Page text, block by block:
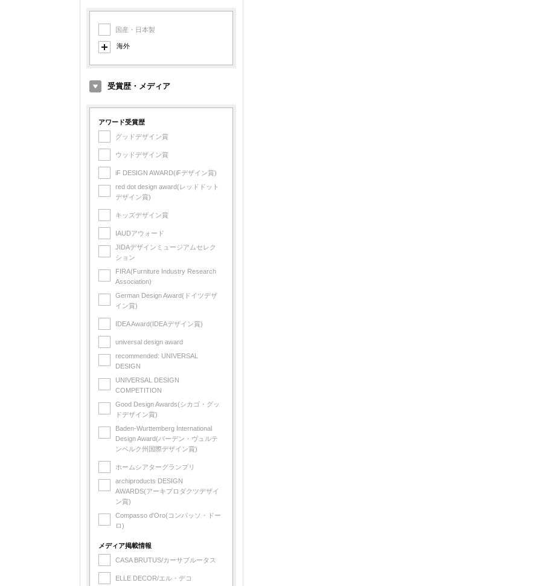
国産・日本製
海外
イタリア製
デンマーク製
イギリス製
アメリカ製
フランス製
フィンランド製
スイス製
台湾製
受賞歴・メディア
アワード受賞歴
グッドデザイン賞
ウッドデザイン賞
iF DESIGN AWARD(iFデザイン賞)
red dot design award(レッドドット
デザイン賞)
キッズデザイン賞
IAUDアウォード
JIDAデザインミュージアムセレク
ション
FIRA(Furniture Industry Research
Association)
German Design Award(ドイツデザ
イン賞)
IDEA Award(IDEAデザイン賞)
universal design award
recommended: UNIVERSAL
DESIGN
UNIVERSAL DESIGN
COMPETITION
Good Design Awards(シカゴ・グッ
ドデザイン賞)
Baden-Wurttemberg International
Design Award(バーデン・ヴュルテ
ンベルク州国際デザイン賞)
ホームシアターグランプリ
archiproducts DESIGN
AWARDS(アーキプロダクツデザイ
ン賞)
Compasso d'Oro(コンパッソ・ドー
ロ)
メディア掲載情報
CASA BRUTUS/カーサブルータス
ELLE DECOR/エル・デコ